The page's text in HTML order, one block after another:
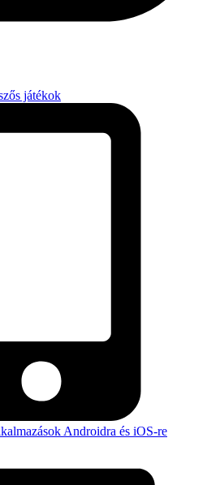
játékok
Androidra és iOS-re